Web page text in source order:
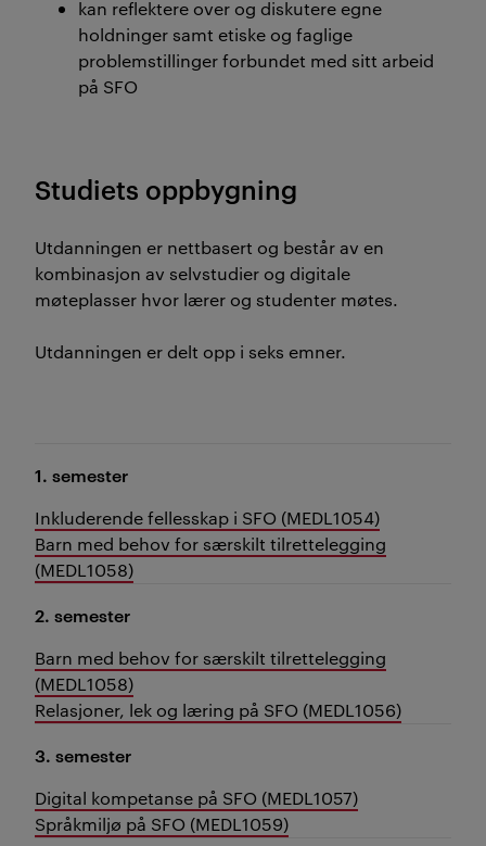
kan reflektere over og diskutere egne
holdninger samt etiske og faglige
problemstillinger forbundet med sitt arbeid
på SFO
Studiets oppbygning
Utdanningen er nettbasert og består av en
kombinasjon av selvstudier og digitale
møteplasser hvor lærer og studenter møtes.
Utdanningen er delt opp i seks emner.
1. semester
Inkluderende fellesskap i SFO (MEDL1054)
Barn med behov for særskilt tilrettelegging
(MEDL1058)
2. semester
Barn med behov for særskilt tilrettelegging
(MEDL1058)
Relasjoner, lek og læring på SFO (MEDL1056)
3. semester
Digital kompetanse på SFO (MEDL1057)
Språkmiljø på SFO (MEDL1059)